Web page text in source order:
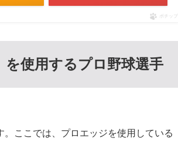
ポチップ
使用するプロ野球選手
ここでは、プロエッジを使用している